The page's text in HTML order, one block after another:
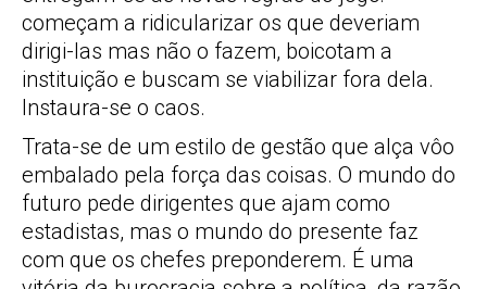
começam a ridicularizar os que deveriam
dirigi-las mas não o fazem, boicotam a
instituição e buscam se viabilizar fora dela.
Instaura-se o caos.
Trata-se de um estilo de gestão que alça vôo
embalado pela força das coisas. O mundo do
futuro pede dirigentes que ajam como
estadistas, mas o mundo do presente faz
com que os chefes preponderem. É uma